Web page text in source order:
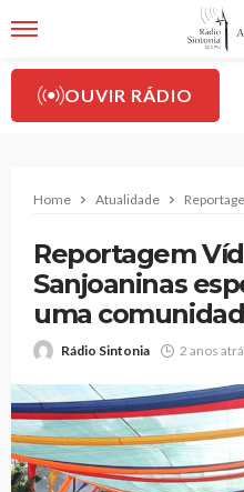
OUVIR RÁDIO
Home Atualidade
Reportagem
Sanjoaninas
uma
Rádio Sintonia 2 anos